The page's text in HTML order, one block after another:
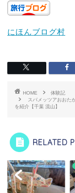
にほんブログ村
HOME
体験記
スパメッツアおおた
を紹介【千葉 流山】
RELATED